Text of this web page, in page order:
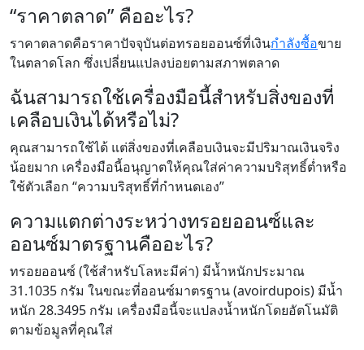
“ราคาตลาด” คืออะไร?
ราคาตลาดคือราคาปัจจุบันต่อทรอยออนซ์ที่เงินกำลังซื้อขาย
ในตลาดโลก ซึ่งเปลี่ยนแปลงบ่อยตามสภาพตลาด
ฉันสามารถใช้เครื่องมือนี้สำหรับสิ่งของที่
เคลือบเงินได้หรือไม่?
คุณสามารถใช้ได้ แต่สิ่งของที่เคลือบเงินจะมีปริมาณเงินจริง
น้อยมาก เครื่องมือนี้อนุญาตให้คุณใส่ค่าความบริสุทธิ์ต่ำหรือ
ใช้ตัวเลือก “ความบริสุทธิ์ที่กำหนดเอง”
ความแตกต่างระหว่างทรอยออนซ์และ
ออนซ์มาตรฐานคืออะไร?
ทรอยออนซ์ (ใช้สำหรับโลหะมีค่า) มีน้ำหนักประมาณ
31.1035 กรัม ในขณะที่ออนซ์มาตรฐาน (avoirdupois) มีน้ำ
หนัก 28.3495 กรัม เครื่องมือนี้จะแปลงน้ำหนักโดยอัตโนมัติ
ตามข้อมูลที่คุณใส่